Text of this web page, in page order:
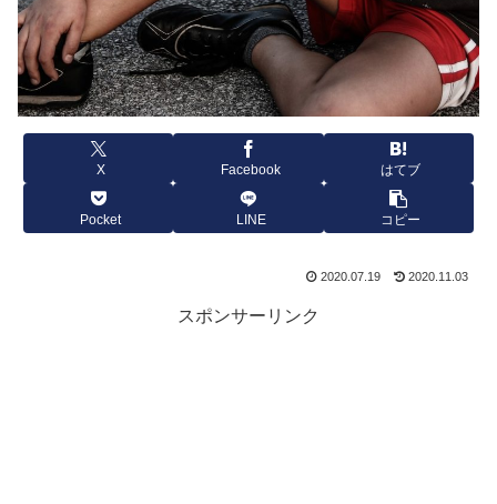
X Facebook はてブ
Pocket LINE コピー
2020.07.19 2020.11.03
スポンサーリンク